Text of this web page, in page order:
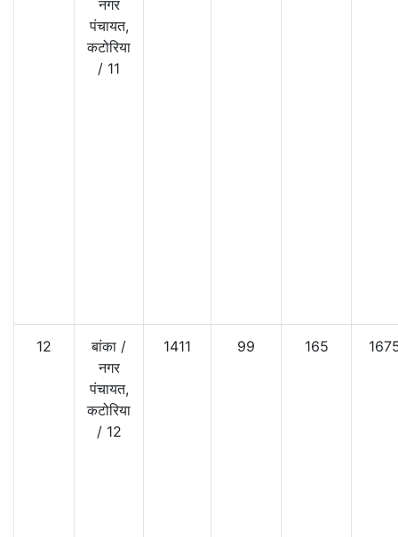
नगर
पंचायत,
कटोरिया
/ 11
12 बांका /
नगर
पंचायत,
कटोरिया
/ 12
1411 99 165